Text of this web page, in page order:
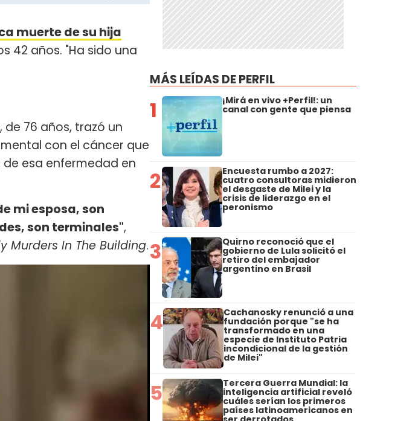
muerte de su hija
42 años. "Ha sido una
de 76 años, trazó un
con el cáncer que
esa enfermedad en
mi esposa, son
son terminales",
Murders In The Building.
MÁS LEÍDAS DE PERFIL
1 ¡Mirá en vivo +Perfil!: un
canal con gente que piensa
2 Encuesta rumbo a 2027:
cuatro consultoras midieron
el desgaste de Milei y la
crisis de liderazgo en el
peronismo
3 Quirno reconoció que el
gobierno de Lula solicitó el
retiro del embajador
argentino en Brasil
4 Cachanosky renunció a una
fundación porque "se ha
transformado en una
especie de Instituto Patria
incondicional de la gestión
de Milei"
5 Tercera Guerra Mundial: la
inteligencia artificial reveló
cuáles serían los primeros
países latinoamericanos en